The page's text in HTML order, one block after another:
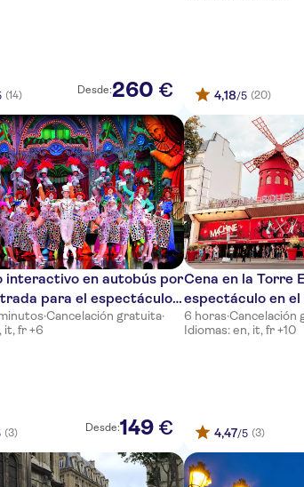
(14) Desde:260 € 4,18/5 (20)
interactivo en autobús por
para el espectáculo
Rouge
·Cancelación gratuita·
it, fr +6
(3) Desde:149 €
Cena en la Torre
espectáculo en el
6 horas·Cancelación
Idiomas: en, it, fr +10
4,47/5 (3)